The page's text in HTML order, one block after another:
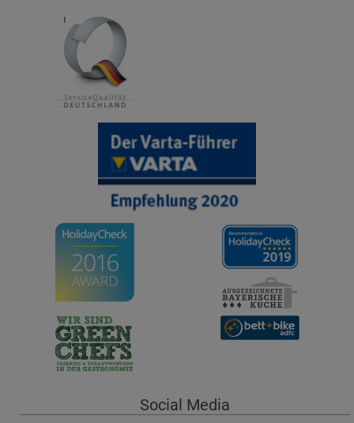
Social Media